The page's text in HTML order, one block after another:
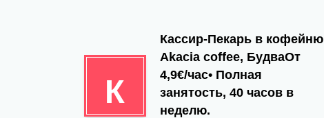
К
Кассир-Пекарь в кофейню
Akacia coffee, БудваОт
4,9€/час• Полная
занятость, 40 часов в
неделю.